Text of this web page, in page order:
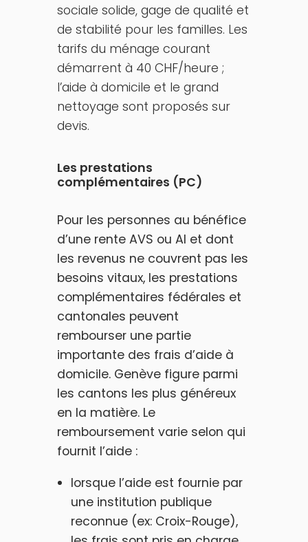
sociale solide, gage de qualité et
de stabilité pour les familles. Les
tarifs du ménage courant
démarrent à 40 CHF/heure ;
l’aide à domicile et le grand
nettoyage sont proposés sur
devis.
Les prestations
complémentaires (PC)
Pour les personnes au bénéfice
d’une rente AVS ou AI et dont
les revenus ne couvrent pas les
besoins vitaux, les prestations
complémentaires fédérales et
cantonales peuvent
rembourser une partie
importante des frais d’aide à
domicile. Genève figure parmi
les cantons les plus généreux
en la matière. Le
remboursement varie selon qui
fournit l’aide :
lorsque l’aide est fournie par
une institution publique
reconnue (ex: Croix-Rouge),